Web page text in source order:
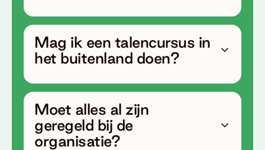
Mag ik een talencursus in
het buitenland doen?
Moet alles al zijn
geregeld bij de
organisatie?